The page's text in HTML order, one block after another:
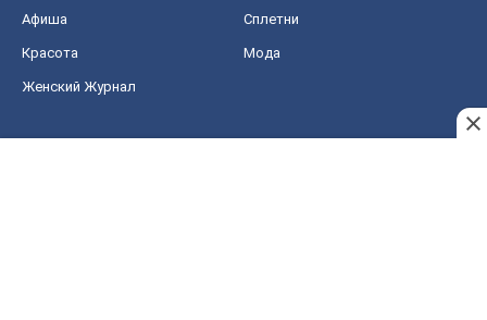
Афиша Сплетни
Красота Мода
Женский Журнал